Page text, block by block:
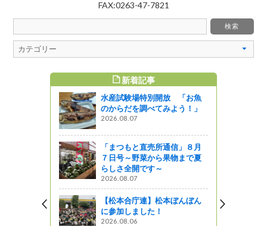
FAX:0263-47-7821
新着記事
水産試験場特別開放 「お魚
のからだを調べてみよう！」
2026.08.07
「まつもと直売所通信」８月
７日号～野菜から果物まで夏
らしさ全開です～
2026.08.07
【松本合庁連】松本ぼんぼん
に参加しました！
2026.08.06